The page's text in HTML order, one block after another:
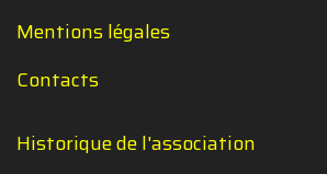
Mentions légales
Contacts
Historique de l'association